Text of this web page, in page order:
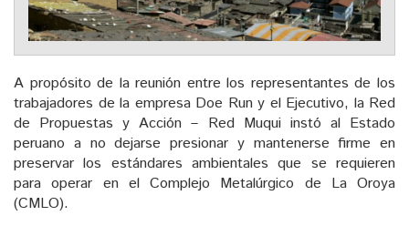
A propósito de la reunión entre los representantes de los
trabajadores de la empresa Doe Run y el Ejecutivo, la Red
de Propuestas y Acción – Red Muqui instó al Estado
peruano a no dejarse presionar y mantenerse firme en
preservar los estándares ambientales que se requieren
para operar en el Complejo Metalúrgico de La Oroya
(CMLO).